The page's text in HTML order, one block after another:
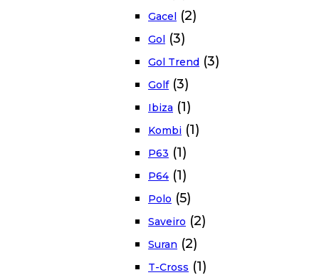
Gacel (2)
Gol (3)
Gol Trend (3)
Golf (3)
Ibiza (1)
Kombi (1)
P63 (1)
P64 (1)
Polo (5)
Saveiro (2)
Suran (2)
T-Cross (1)